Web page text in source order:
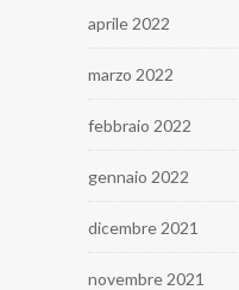
aprile 2022
marzo 2022
febbraio 2022
gennaio 2022
dicembre 2021
novembre 2021